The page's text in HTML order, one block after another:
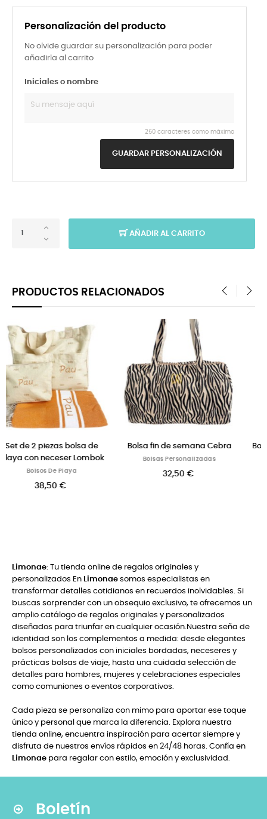
Personalización del producto
No olvide guardar su personalización para poder
añadirla al carrito
Iniciales o nombre
250 caracteres como máximo
GUARDAR PERSONALIZACIÓN
AÑADIR AL CARRITO
PRODUCTOS RELACIONADOS
Cebra
Bolsa de playa mexicana de
Bolsas de
Limonae: Tu tienda online de regalos originales y
personalizados En Limonae somos especialistas en
transformar detalles cotidianos en recuerdos inolvidables. Si
buscas sorprender con un obsequio exclusivo, te ofrecemos un
amplio catálogo de regalos originales y personalizados
diseñados para triunfar en cualquier ocasión.Nuestra seña de
identidad son los complementos a medida: desde elegantes
bolsos personalizados con iniciales bordadas, neceseres y
prácticas bolsas de viaje, hasta una cuidada selección de
detalles para hombres, mujeres y celebraciones especiales
como comuniones o eventos corporativos.
Cada pieza se personaliza con mimo para aportar ese toque
único y personal que marca la diferencia. Explora nuestra
tienda online, encuentra inspiración para acertar siempre y
disfruta de nuestros envíos rápidos en 24/48 horas. Confía en
Limonae para regalar con estilo, emoción y exclusividad.
Boletín